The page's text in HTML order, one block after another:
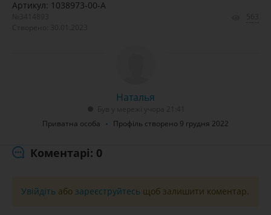
Артикул: 1038973-00-A
Наталья
Приватна особа
Профіль створено 9 грудня 2022
Коментарі: 0
Увійдіть або зареєструйтесь щоб залишити коментар.